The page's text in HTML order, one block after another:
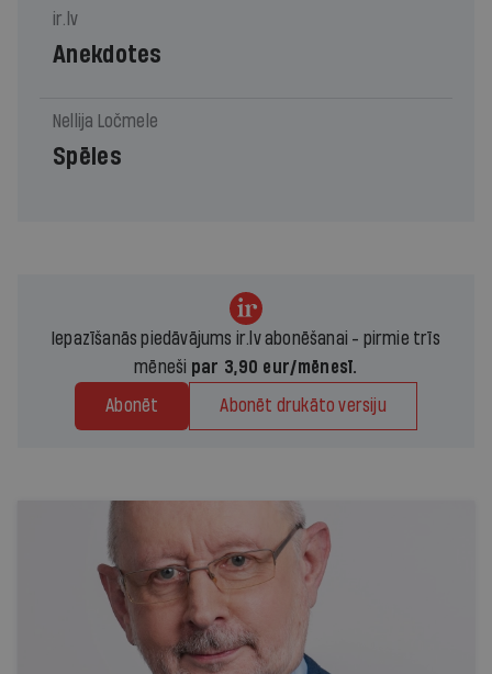
ir.lv
Anekdotes
Nellija Ločmele
Spēles
Iepazīšanās piedāvājums ir.lv abonēšanai - pirmie trīs
mēneši par 3,90 eur/mēnesī.
Abonēt Abonēt drukāto versiju